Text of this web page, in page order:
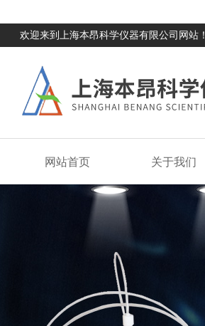
欢迎来到上海本昂科学仪器有限公司网站！
网站首页 关于我们